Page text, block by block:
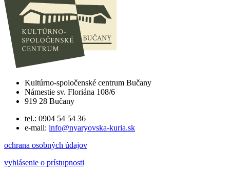
Kultúrno-spoločenské centrum Bučany
Námestie sv. Floriána 108/6
919 28 Bučany
tel.: 0904 54 54 36
e-mail: info@nyaryovska-kuria.sk
ochrana osobných údajov
vyhlásenie o prístupnosti